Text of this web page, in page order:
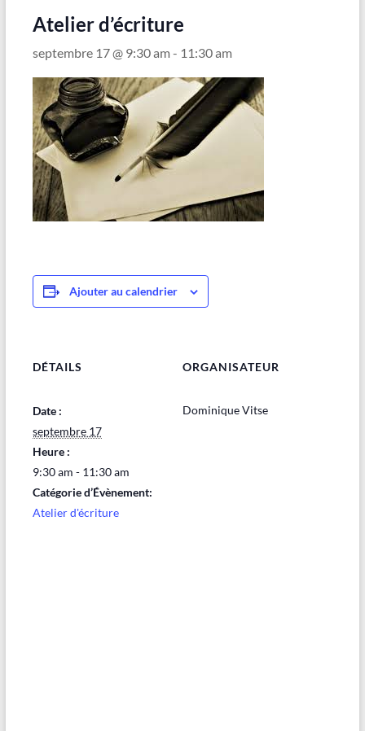
Maubeuge
Atelier d’écriture
septembre 17 @ 9:30 am- 11:30 am
Ajouter au calendrier
DÉTAILS
Date :
septembre 17
Heure :
9:30 am - 11:30 am
Catégorie d’Évènement:
Atelier d'écriture
ORGANISATEUR
Dominique Vitse